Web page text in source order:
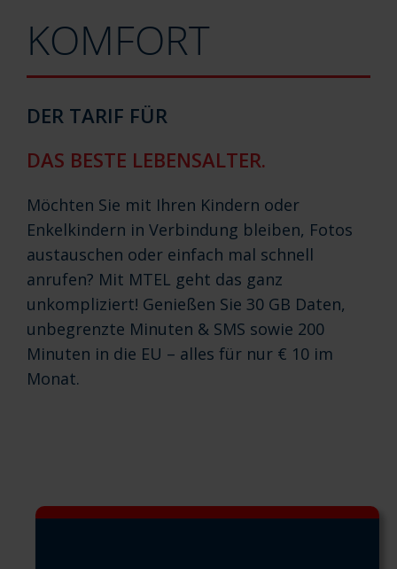
KOMFORT
DER TARIF FÜR
DAS BESTE LEBENSALTER.
Möchten Sie mit Ihren Kindern oder
Enkelkindern in Verbindung bleiben, Fotos
austauschen oder einfach mal schnell
anrufen? Mit MTEL geht das ganz
unkompliziert! Genießen Sie 30 GB Daten,
unbegrenzte Minuten & SMS sowie 200
Minuten in die EU – alles für nur € 10 im
Monat.